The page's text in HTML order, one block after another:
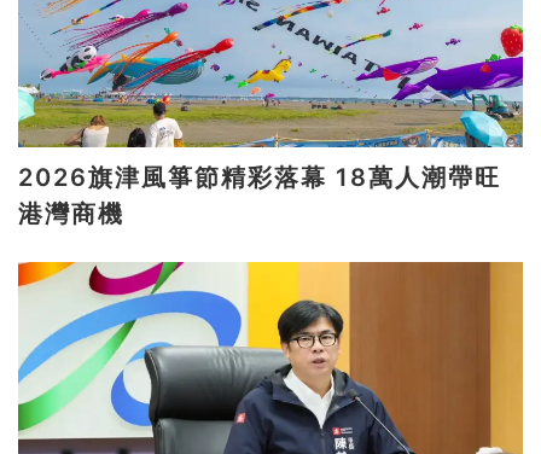
2026旗津風箏節精彩落幕 18萬人潮帶旺
港灣商機